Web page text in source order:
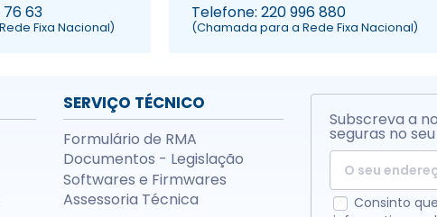
76 63
Fixa Nacional)
Telefone: 220 996 880
(Chamada para a Rede Fixa Nacional)
SERVIÇO TÉCNICO
Formulário de RMA
Documentos - Legislação
Softwares e Firmwares
Assessoria Técnica
Subscreva a
seguras no
Consinto